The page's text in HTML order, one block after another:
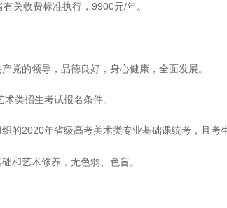
收费标准执行，9900元/年。
的领导，品德良好，身心健康，全面发展。
类招生考试报名条件。
2020年省级高考美术类专业基础课统考，且考生
艺术修养，无色弱、色盲。